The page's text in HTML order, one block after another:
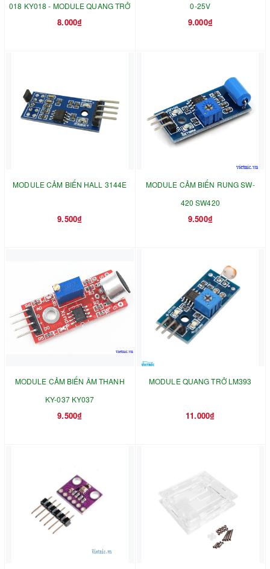
018 KY018 - MODULE QUANG TRỞ
8.000₫
0-25V
9.000₫
MODULE CẢM BIẾN HALL 3144E
9.500₫
MODULE CẢM BIẾN RUNG SW-
420 SW420
9.500₫
MODULE CẢM BIẾN ÂM THANH
KY-037 KY037
9.500₫
MODULE QUANG TRỞ LM393
11.000₫